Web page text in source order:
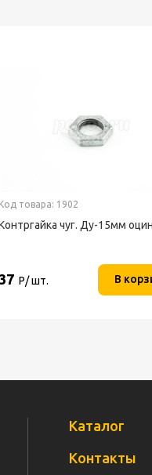
Код товара: 1902
чуг. Ду-15мм
37 Р/ шт. В
Каталог
Контакты